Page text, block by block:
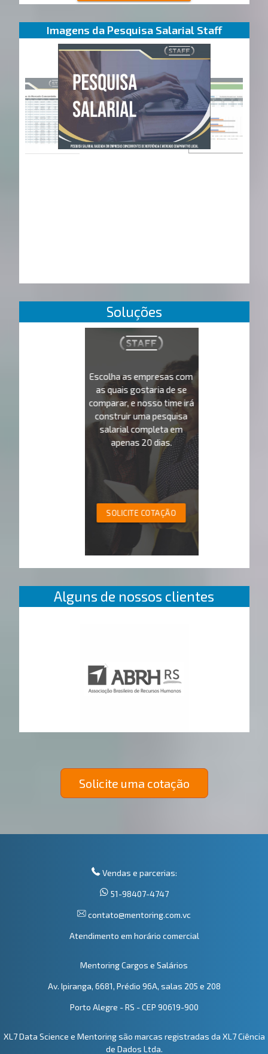
Imagens da Pesquisa Salarial Staff
Soluções
Escolha as empresas com
as quais gostaria de se
comparar, e nosso time irá
construir uma pesquisa
salarial completa em
apenas 20 dias.
SOLICITE COTAÇÃO
Alguns de nossos clientes
Solicite uma cotação
Vendas e parcerias:
51-98407-4747
contato@mentoring.com.vc
Atendimento em horário comercial
Mentoring Cargos e Salários
Av. Ipiranga, 6681, Prédio 96A, salas 205 e 208
Porto Alegre - RS - CEP 90619-900
XL7 Data Science e Mentoring são marcas registradas da XL7 Ciência
de Dados Ltda.